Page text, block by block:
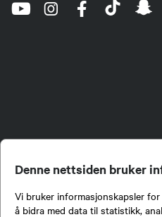
Denne nettsiden bruker
Vi bruker informasjonskapsler
å bidra med data til statistikk,